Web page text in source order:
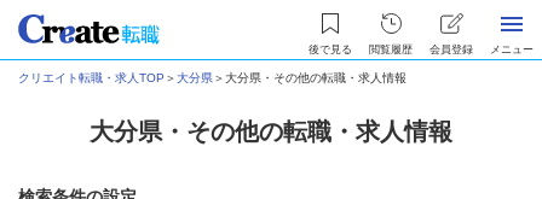
後で見る 閲覧履歴 会員登録 メニュー
クリエイト転職・求人TOP ＞大分県＞大分県・その他の転職・求人情報
大分県・その他の転職・求人情報